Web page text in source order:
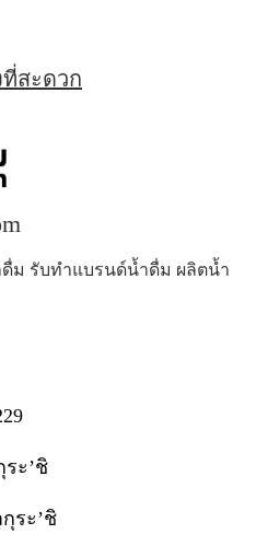
สะดวก
ม รับทำแบรนด์น้ำดื่ม ผลิตน้ำ
ระ’ชิ
ระ’ชิ